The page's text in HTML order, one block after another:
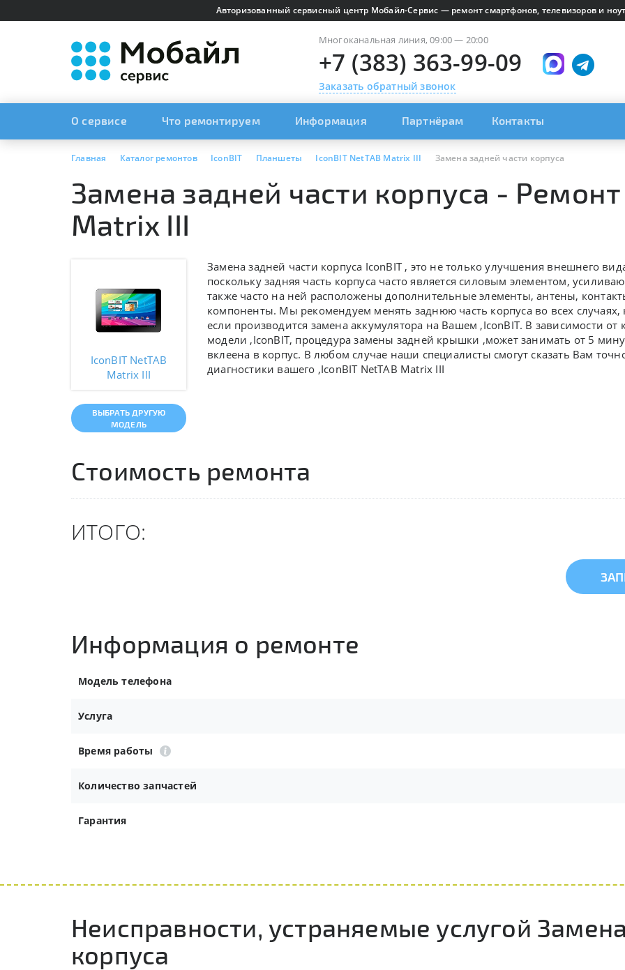
Авторизованный сервисный центр Мобайл-Сервис — ремонт смартфонов, телевизоров и
Многоканальная линия, 09:00 — 20:00
+7 (383) 363-99-09
Заказать обратный звонок
О сервисе Что ремонтируем Информация Партнёрам Контакты
Главная Каталог ремонтов IconBIT Планшеты IconBIT NetTAB Matrix III Замена задней части корпуса
Замена задней части корпуса - Ремонт
Matrix III
IconBIT NetTAB
Matrix III
ВЫБРАТЬ ДРУГУЮ
МОДЕЛЬ
Замена задней части корпуса IconBIT , это не только улучшения внешнего
поскольку задняя часть корпуса часто является силовым элементом,
также часто на ней расположены дополнительные элементы, антены,
компоненты. Мы рекомендуем менять заднюю часть корпуса во всех
если производится замена аккумулятора на Вашем ,IconBIT. В зависимости
модели ,IconBIT, процедура замены задней крышки ,может занимать от 5
вклеена в корпус. В любом случае наши специалисты смогут сказать Вам
диагностики вашего ,IconBIT NetTAB Matrix III
Стоимость ремонта
ИТОГО:
Информация о ремонте
Модель телефона
Услуга
Время работы
Количество запчастей
Гарантия
Неисправности, устраняемые услугой
корпуса